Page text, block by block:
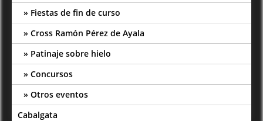
Fiestas de fin de curso
Cross Ramón Pérez de Ayala
Patinaje sobre hielo
Concursos
Otros eventos
Cabalgata